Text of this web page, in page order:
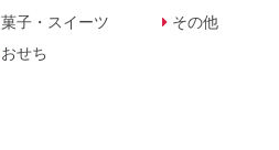
菓子・スイーツ
おせち
その他